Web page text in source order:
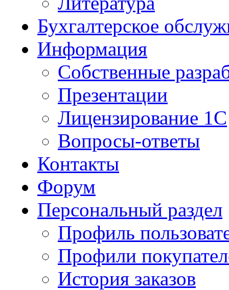
Бухгалтерское
Информация
Собственные
Презентации
Лицензирование 1С
Вопросы-ответы
Контакты
Форум
Персональный раздел
Профиль
Профили
История заказов